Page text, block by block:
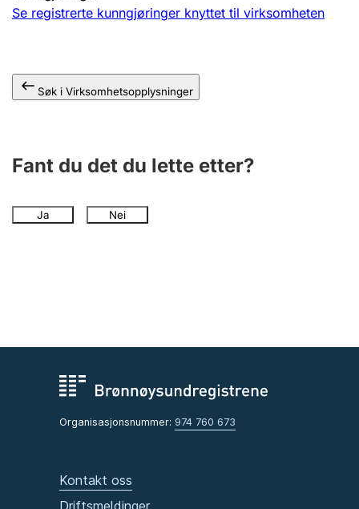
Offentlig sektor
Andre tema
Se registrerte kunngjøringer knyttet til virksomheten
Søk i Virksomhetsopplysninger
Fant du det du lette etter?
Ja Nei
Organisasjonsnummer: 974 760 673
Kontakt oss